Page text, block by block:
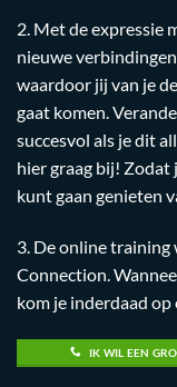
2. Met de expressie
nieuwe
waardoor jij van je
gaat komen.
succesvol als je dit
hier graag bij! Zodat
kunt gaan genieten
3. De online
Connection.
kom je inderdaad op
IK WIL EEN